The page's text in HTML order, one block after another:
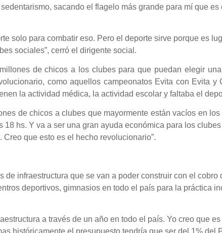
sacando el flagelo más grande para mí que es
solo para combatir eso. Pero el deporte sirve porque es
sociales”, cerró el dirigente social.
de chicos a los clubes para que puedan elegir
como aquellos campeonatos Evita con Evita y
la actividad médica, la actividad escolar y faltaba el
de chicos a clubes que mayormente están vacíos en
hs. Y va a ser una gran ayuda económica para los
que esto es el hecho revolucionario”.
infraestructura que se van a poder construir con el cobro
deportivos, gimnasios en todo el país para la práctica
a través de un año en todo el país. Yo creo que